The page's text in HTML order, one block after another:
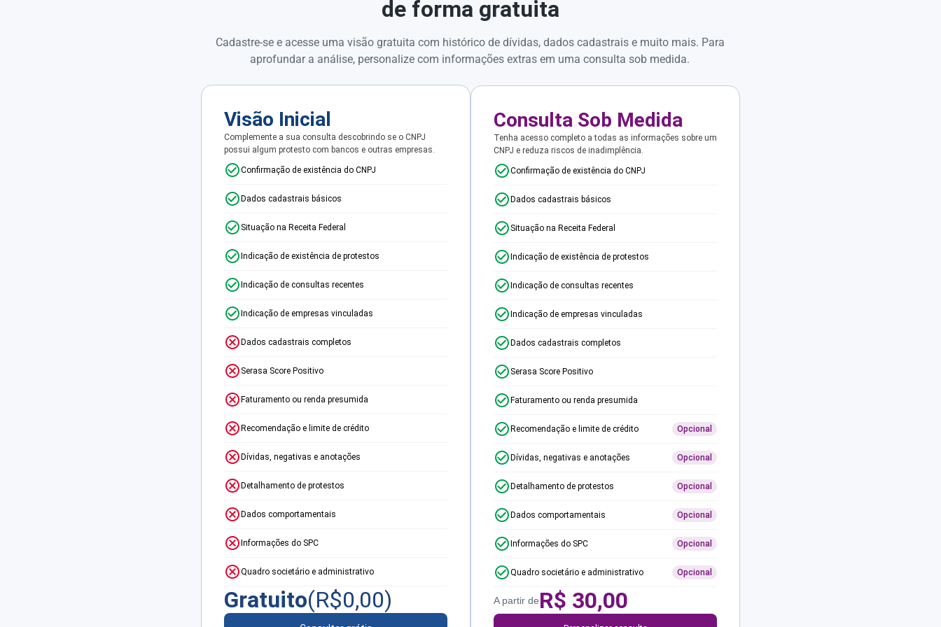
de forma gratuita
Cadastre-se e acesse uma visão gratuita com histórico de dívidas, dados cadastrais e muito mais. Para
aprofundar a análise, personalize com informações extras em uma consulta sob medida.
Visão Inicial
Complemente a sua consulta descobrindo se o CNPJ
possui algum protesto com bancos e outras empresas.
Confirmação de existência do CNPJ
Dados cadastrais básicos
Situação na Receita Federal
Indicação de existência de protestos
Indicação de consultas recentes
Indicação de empresas vinculadas
Dados cadastrais completos
Serasa Score Positivo
Faturamento ou renda presumida
Recomendação e limite de crédito
Dívidas, negativas e anotações
Detalhamento de protestos
Dados comportamentais
Informações do SPC
Quadro societário e administrativo
Gratuito(R$0,00)
Consulta Sob Medida
Tenha acesso completo a todas as informações sobre um
CNPJ e reduza riscos de inadimplência.
Confirmação de existência do CNPJ
Dados cadastrais básicos
Situação na Receita Federal
Indicação de existência de protestos
Indicação de consultas recentes
Indicação de empresas vinculadas
Dados cadastrais completos
Serasa Score Positivo
Faturamento ou renda presumida
Recomendação e limite de crédito Opcional
Dívidas, negativas e anotações Opcional
Detalhamento de protestos Opcional
Dados comportamentais Opcional
Informações do SPC Opcional
Quadro societário e administrativo Opcional
A partir deR$ 30,00